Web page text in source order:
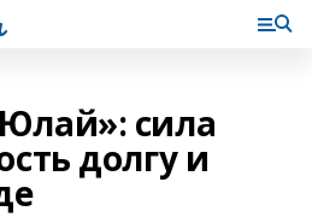
сила
долгу и